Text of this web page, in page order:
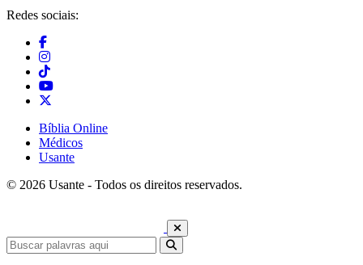
Redes sociais:
Bíblia Online
Médicos
Usante
© 2026 Usante - Todos os direitos reservados.